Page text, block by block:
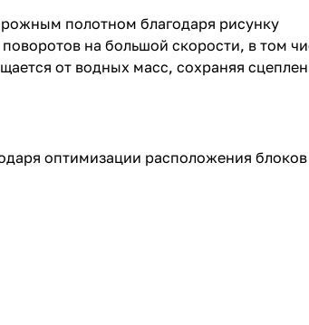
полотном благодаря рисунку
на большой скорости, в том
от водных масс, сохраняя
оптимизации расположения